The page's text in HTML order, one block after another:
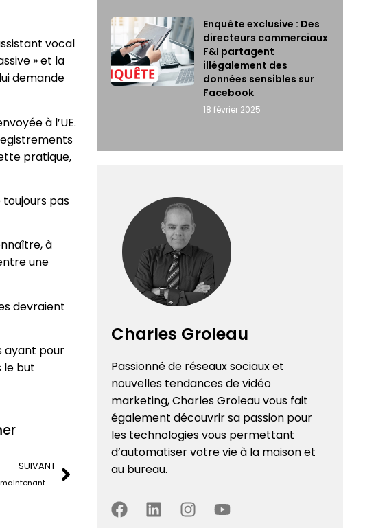
vocal
» et la
demande
à l’UE.
pratique,
toujours pas
à
une
devraient
ayant pour
le but
SUIVANT
Supprimer en masse ses publications Facebook gênantes, maintenant plus facile que jamais
Enquête exclusive : Des
directeurs commerciaux
F&I partagent
illégalement des
données sensibles sur
Facebook
18 février 2025
Charles Groleau
Passionné de réseaux sociaux et
nouvelles tendances de vidéo
marketing, Charles Groleau vous fait
également découvrir sa passion pour
les technologies vous permettant
d’automatiser votre vie à la maison et
au bureau.